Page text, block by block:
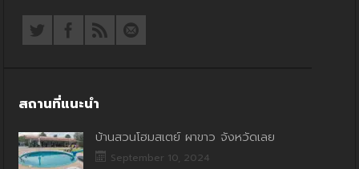
สถานที่แนะนำ
บ้านสวนโฮมสเตย์ ผาขาว จังหวัดเลย
September 10, 2024